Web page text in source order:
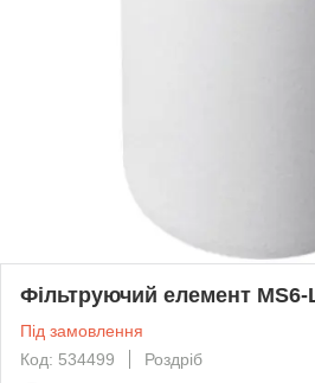
Фільтруючий елемент MS6-
Під замовлення
Код: 534499
Роздріб